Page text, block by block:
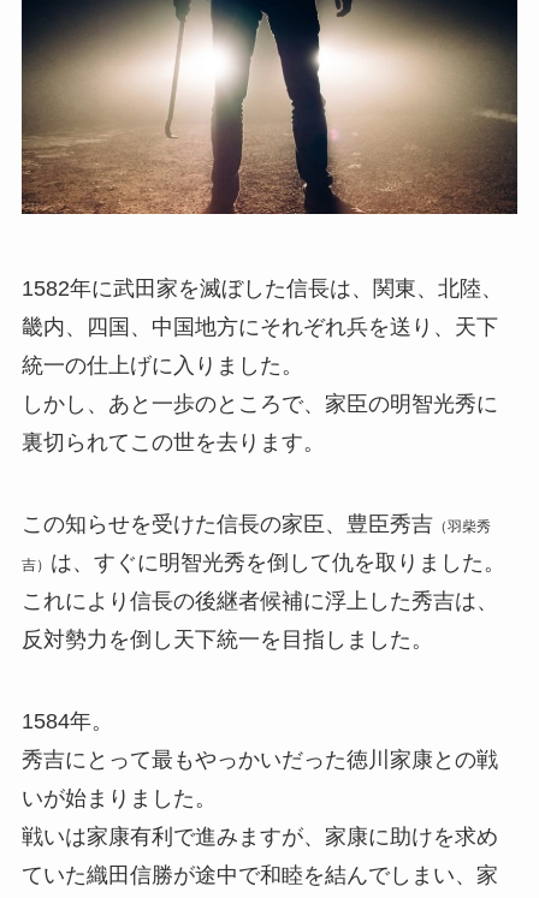
1582年に武田家を滅ぼした信長は、関東、北陸、
畿内、四国、中国地方にそれぞれ兵を送り、天下
統一の仕上げに入りました。
しかし、あと一歩のところで、家臣の明智光秀に
裏切られてこの世を去ります。
この知らせを受けた信長の家臣、豊臣秀吉 （羽柴秀
吉） は、すぐに明智光秀を倒して仇を取りました。
これにより信長の後継者候補に浮上した秀吉は、
反対勢力を倒し天下統一を目指しました。
1584年。
秀吉にとって最もやっかいだった徳川家康との戦
いが始まりました。
戦いは家康有利で進みますが、家康に助けを求め
ていた織田信勝が途中で和睦を結んでしまい、家